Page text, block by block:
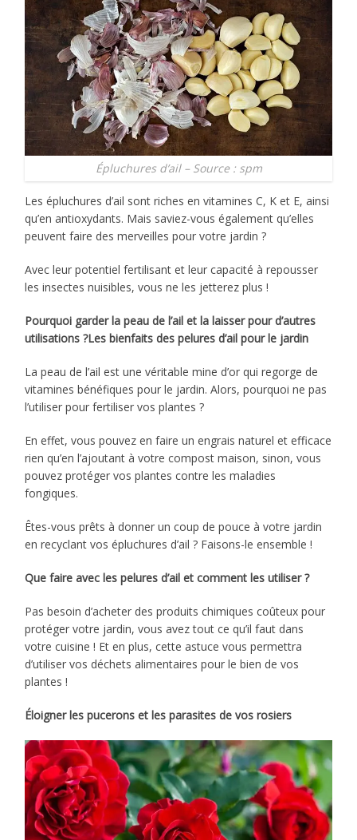
Épluchures d’ail – Source : spm
Les épluchures d’ail sont riches en vitamines C, K et E, ainsi
qu’en antioxydants. Mais saviez-vous également qu’elles
peuvent faire des merveilles pour votre jardin ?
Avec leur potentiel fertilisant et leur capacité à repousser
les insectes nuisibles, vous ne les jetterez plus !
Pourquoi garder la peau de l’ail et la laisser pour d’autres
utilisations ?Les bienfaits des pelures d’ail pour le jardin
La peau de l’ail est une véritable mine d’or qui regorge de
vitamines bénéfiques pour le jardin. Alors, pourquoi ne pas
l’utiliser pour fertiliser vos plantes ?
En effet, vous pouvez en faire un engrais naturel et efficace
rien qu’en l’ajoutant à votre compost maison, sinon, vous
pouvez protéger vos plantes contre les maladies
fongiques.
Êtes-vous prêts à donner un coup de pouce à votre jardin
en recyclant vos épluchures d’ail ? Faisons-le ensemble !
Que faire avec les pelures d’ail et comment les utiliser ?
Pas besoin d’acheter des produits chimiques coûteux pour
protéger votre jardin, vous avez tout ce qu’il faut dans
votre cuisine ! Et en plus, cette astuce vous permettra
d’utiliser vos déchets alimentaires pour le bien de vos
plantes !
Éloigner les pucerons et les parasites de vos rosiers